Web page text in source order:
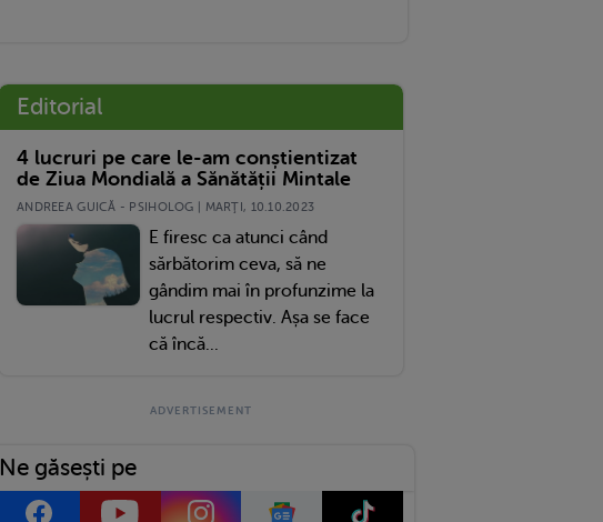
Editorial
4 lucruri pe care le-am conștientizat
de Ziua Mondială a Sănătății Mintale
ANDREEA GUICĂ - PSIHOLOG | MARŢI, 10.10.2023
E firesc ca atunci când
sărbătorim ceva, să ne
gândim mai în profunzime la
lucrul respectiv. Așa se face
că încă...
Ne găsești pe